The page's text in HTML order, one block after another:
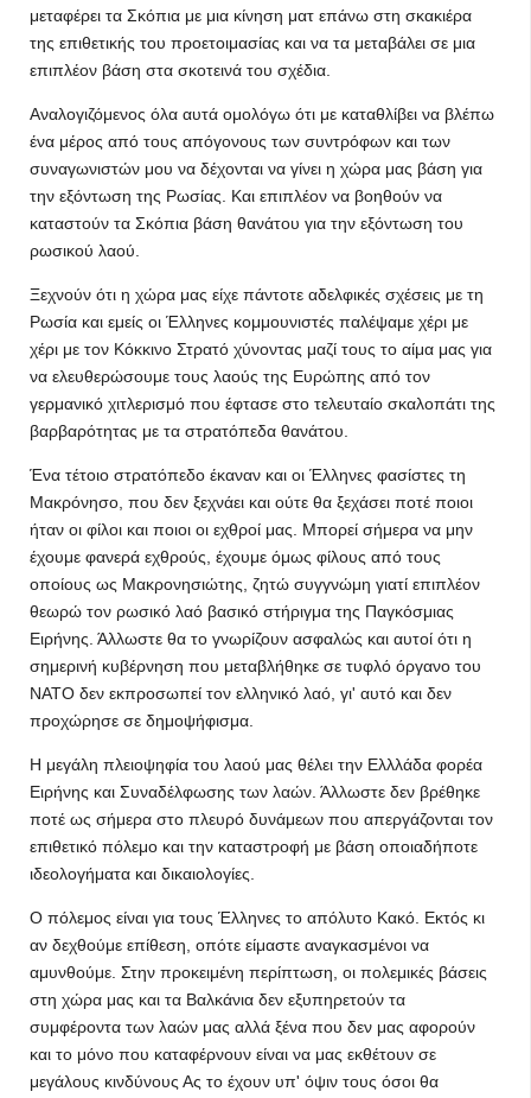
μεταφέρει τα Σκόπια με μια κίνηση ματ επάνω στη σκακιέρα
της επιθετικής του προετοιμασίας και να τα μεταβάλει σε μια
επιπλέον βάση στα σκοτεινά του σχέδια.
Αναλογιζόμενος όλα αυτά ομολόγω ότι με καταθλίβει να βλέπω
ένα μέρος από τους απόγονους των συντρόφων και των
συναγωνιστών μου να δέχονται να γίνει η χώρα μας βάση για
την εξόντωση της Ρωσίας. Και επιπλέον να βοηθούν να
καταστούν τα Σκόπια βάση θανάτου για την εξόντωση του
ρωσικού λαού.
Ξεχνούν ότι η χώρα μας είχε πάντοτε αδελφικές σχέσεις με τη
Ρωσία και εμείς οι Έλληνες κομμουνιστές παλέψαμε χέρι με
χέρι με τον Κόκκινο Στρατό χύνοντας μαζί τους το αίμα μας για
να ελευθερώσουμε τους λαούς της Ευρώπης από τον
γερμανικό χιτλερισμό που έφτασε στο τελευταίο σκαλοπάτι της
βαρβαρότητας με τα στρατόπεδα θανάτου.
Ένα τέτοιο στρατόπεδο έκαναν και οι Έλληνες φασίστες τη
Μακρόνησο, που δεν ξεχνάει και ούτε θα ξεχάσει ποτέ ποιοι
ήταν οι φίλοι και ποιοι οι εχθροί μας. Μπορεί σήμερα να μην
έχουμε φανερά εχθρούς, έχουμε όμως φίλους από τους
οποίους ως Μακρονησιώτης, ζητώ συγγνώμη γιατί επιπλέον
θεωρώ τον ρωσικό λαό βασικό στήριγμα της Παγκόσμιας
Ειρήνης. Άλλωστε θα το γνωρίζουν ασφαλώς και αυτοί ότι η
σημερινή κυβέρνηση που μεταβλήθηκε σε τυφλό όργανο του
ΝΑΤΟ δεν εκπροσωπεί τον ελληνικό λαό, γι' αυτό και δεν
προχώρησε σε δημοψήφισμα.
Η μεγάλη πλειοψηφία του λαού μας θέλει την Ελλλάδα φορέα
Ειρήνης και Συναδέλφωσης των λαών. Άλλωστε δεν βρέθηκε
ποτέ ως σήμερα στο πλευρό δυνάμεων που απεργάζονται τον
επιθετικό πόλεμο και την καταστροφή με βάση οποιαδήποτε
ιδεολογήματα και δικαιολογίες.
Ο πόλεμος είναι για τους Έλληνες το απόλυτο Κακό. Εκτός κι
αν δεχθούμε επίθεση, οπότε είμαστε αναγκασμένοι να
αμυνθούμε. Στην προκειμένη περίπτωση, οι πολεμικές βάσεις
στη χώρα μας και τα Βαλκάνια δεν εξυπηρετούν τα
συμφέροντα των λαών μας αλλά ξένα που δεν μας αφορούν
και το μόνο που καταφέρνουν είναι να μας εκθέτουν σε
μεγάλους κινδύνους Ας το έχουν υπ' όψιν τους όσοι θα